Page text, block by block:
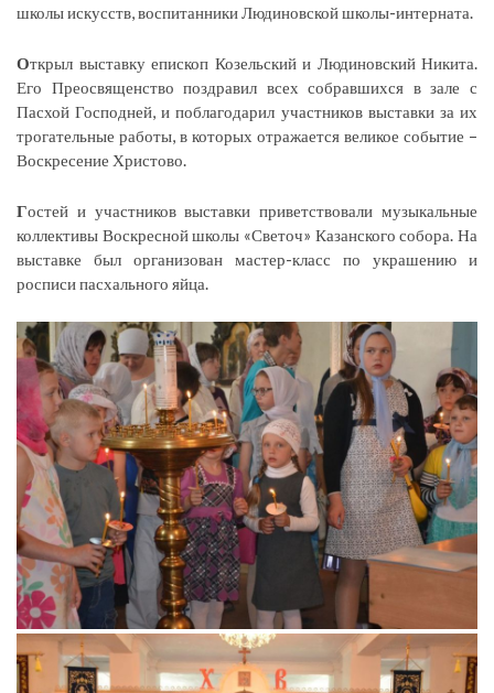
школы искусств, воспитанники Людиновской школы-интерната.
Открыл выставку епископ Козельский и Людиновский Никита.
Его Преосвященство поздравил всех собравшихся в зале с
Пасхой Господней, и поблагодарил участников выставки за их
трогательные работы, в которых отражается великое событие –
Воскресение Христово.
Гостей и участников выставки приветствовали музыкальные
коллективы Воскресной школы «Светоч» Казанского собора. На
выставке был организован мастер-класс по украшению и
росписи пасхального яйца.